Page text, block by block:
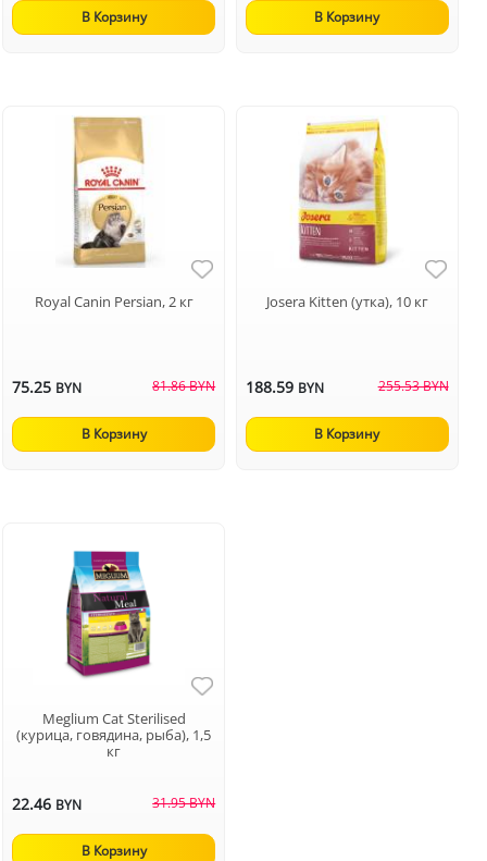
В Корзину В Корзину
Royal Canin Persian, 2 кг
75.25 BYN 81.86 BYN
В Корзину
Josera Kitten (утка), 10 кг
188.59 BYN 255.53 BYN
В Корзину
Meglium Cat Sterilised
(курица, говядина, рыба), 1,5
кг
22.46 BYN 31.95 BYN
В Корзину